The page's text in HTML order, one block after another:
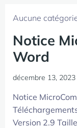
Aucune
Notice
Word
décembre 13, 2023
Notice
Version 2.9